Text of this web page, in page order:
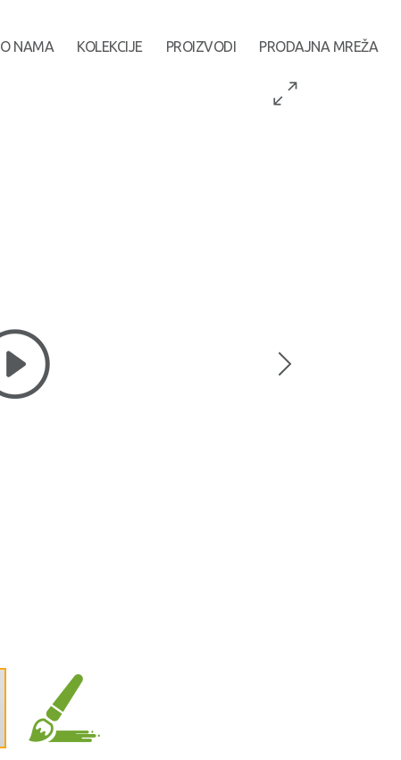
O NAMA KOLEKCIJE PROIZVODI PRODAJNA MREŽA